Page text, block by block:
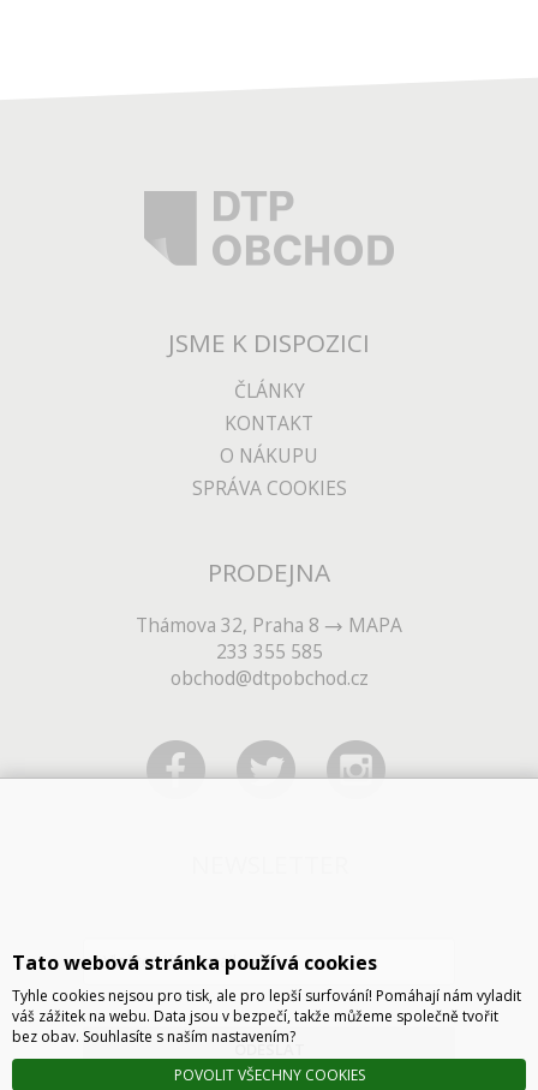
JSME K DISPOZICI
ČLÁNKY
KONTAKT
O NÁKUPU
SPRÁVA COOKIES
PRODEJNA
Thámova 32, Praha 8
MAPA
233 355 585
obchod@dtpobchod.cz
ODESLAT
Tato webová stránka používá cookies
Tyhle cookies nejsou pro tisk, ale pro lepší surfování! Pomáhají nám vyladit
váš zážitek na webu. Data jsou v bezpečí, takže můžeme společně tvořit
bez obav. Souhlasíte s naším nastavením?
POVOLIT VŠECHNY COOKIES